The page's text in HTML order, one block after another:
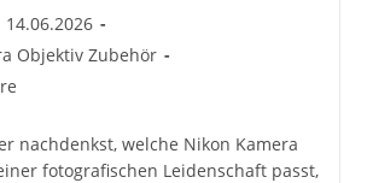
14.06.2026
Objektiv Zubehör
nachdenkst, welche Nikon Kamera
fotografischen Leidenschaft passt,